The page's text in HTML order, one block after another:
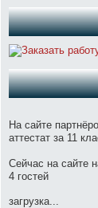
На сайте
аттестат за 11
Сейчас на сайте
4 гостей
загрузка...